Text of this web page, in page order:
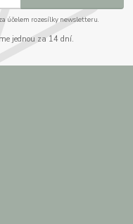
účelem rozesílky newsletteru.
jednou za 14 dní.